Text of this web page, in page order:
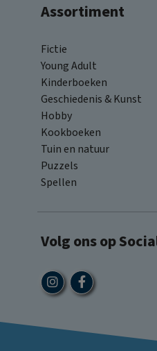
Assortiment
Fictie
Young Adult
Kinderboeken
Geschiedenis & Kunst
Hobby
Kookboeken
Tuin en natuur
Puzzels
Spellen
Volg ons op